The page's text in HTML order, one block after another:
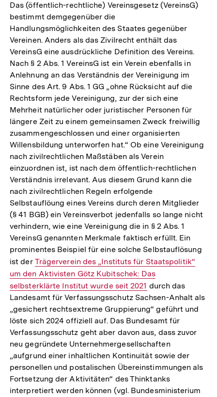
Das (öffentlich-rechtliche) Vereinsgesetz (VereinsG)
bestimmt demgegenüber die
Handlungsmöglichkeiten des Staates gegenüber
Vereinen. Anders als das Zivilrecht enthält das
VereinsG eine ausdrückliche Definition des Vereins.
Nach § 2 Abs. 1 VereinsG ist ein Verein ebenfalls in
Anlehnung an das Verständnis der Vereinigung im
Sinne des Art. 9 Abs. 1 GG „ohne Rücksicht auf die
Rechtsform jede Vereinigung, zur der sich eine
Mehrheit natürlicher oder juristischer Personen für
längere Zeit zu einem gemeinsamen Zweck freiwillig
zusammengeschlossen und einer organisierten
Willensbildung unterworfen hat.“ Ob eine Vereinigung
nach zivilrechtlichen Maßstäben als Verein
einzuordnen ist, ist nach dem öffentlich-rechtlichen
Verständnis irrelevant. Aus diesem Grund kann die
nach zivilrechtlichen Regeln erfolgende
Selbstauflöung eines Vereins durch deren Mitglieder
(§ 41 BGB) ein Vereinsverbot jedenfalls so lange nicht
verhindern, wie eine Vereinigung die in § 2 Abs. 1
VereinsG genannten Merkmale faktisch erfüllt. Ein
prominentes Beispiel für eine solche Selbstauflösung
ist der Interner
Link:
Trägerverein des „Instituts für Staatspolitik“
um den Aktivisten Götz Kubitschek: Das
selbsterklärte Institut wurde seit 2021 durch das
Landesamt für Verfassungsschutz Sachsen-Anhalt als
„gesichert rechtsextreme Gruppierung“ geführt und
löste sich 2024 offiziell auf. Das Bundesamt für
Verfassungsschutz geht aber davon aus, dass zuvor
neu gegründete Unternehmergesellschaften
„aufgrund einer inhaltlichen Kontinuität sowie der
personellen und postalischen Übereinstimmungen als
Fortsetzung der Aktivitäten“ des Thinktanks
interpretiert werden können (vgl. Bundesministerium